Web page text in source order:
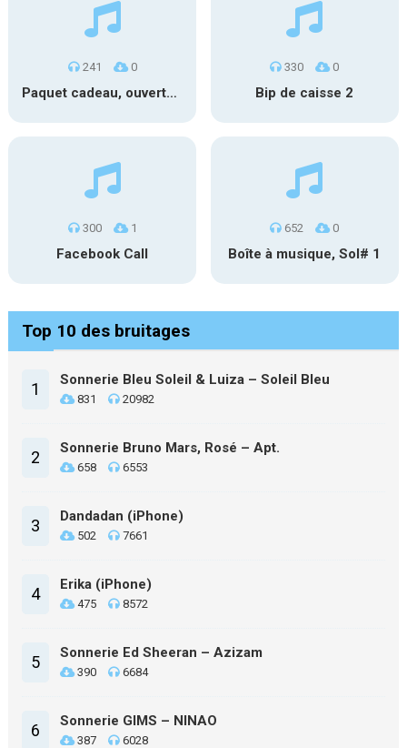
241 0
Paquet cadeau, ouverture #1
330 0
Bip de caisse 2
300 1
Facebook Call
652 0
Boîte à musique, Sol# 1
Top 10 des bruitages
1 Sonnerie Bleu Soleil & Luiza – Soleil Bleu
831 20982
2 Sonnerie Bruno Mars, Rosé – Apt.
658 6553
3 Dandadan (iPhone)
502 7661
4 Erika (iPhone)
475 8572
5 Sonnerie Ed Sheeran – Azizam
390 6684
6 Sonnerie GIMS – NINAO
387 6028